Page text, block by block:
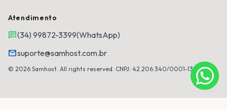
Atendimento
chat(34) 99872-3399(WhatsApp)
mailsuporte@samhost.com.br
© 2026 Samhost. All rights reserved. CNPJ: 42.206.340/0001-13